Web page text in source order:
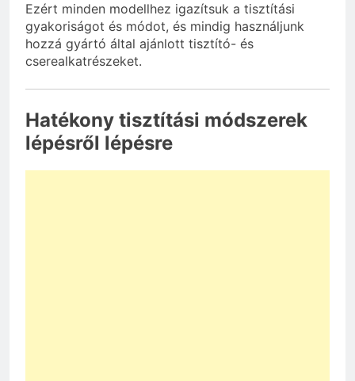
Ezért minden modellhez igazítsuk a tisztítási
gyakoriságot és módot, és mindig használjunk
hozzá gyártó által ajánlott tisztító- és
cserealkatrészeket.
Hatékony tisztítási módszerek
lépésről lépésre